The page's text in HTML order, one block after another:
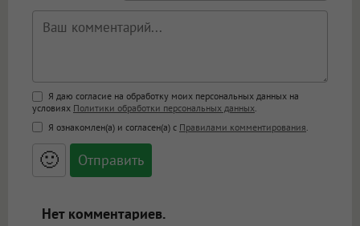
Поддержка HTML
<b>, <strong>, <u>, <i>, <em>, <s>, <big>,
<small>, <sup>, <sub>, <pre>, <ul>, <ol>, <li>,
<blockquote>, <code> экранирует HTML,
адреса URL автоматически становятся
ссылками, и [img]адрес[/img] будет
Я даю согласие на обработку моих персональных данных на
условиях Политики обработки персональных данных
Я ознакомлен(а) и согласен(а) с Правилами комментирования
🙂
Нет комментариев.